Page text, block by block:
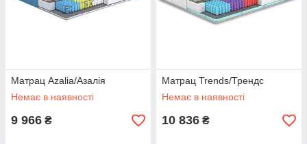
Матрац Azalia/Азалія
Немає в наявності
9 966 ₴
Матрац Trends/Трендс
Немає в наявності
10 836 ₴